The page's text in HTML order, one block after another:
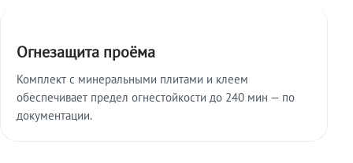
Огнезащита проёма
Комплект с минеральными плитами и клеем
обеспечивает предел огнестойкости до 240 мин — по
документации.